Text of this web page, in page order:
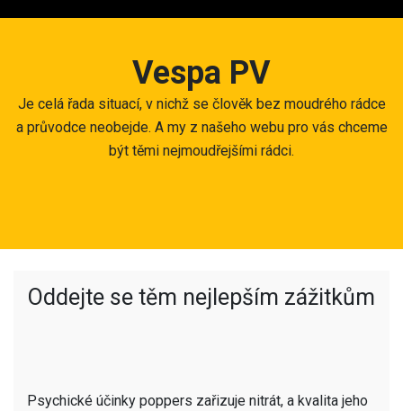
Vespa PV
Je celá řada situací, v nichž se člověk bez moudrého rádce
a průvodce neobejde. A my z našeho webu pro vás chceme
být těmi nejmoudřejšími rádci.
Oddejte se těm nejlepším zážitkům
Psychické účinky poppers zařizuje nitrát, a kvalita jeho